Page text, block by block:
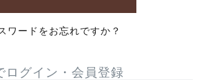
ワードをお忘れですか？
ログイン・会員登録